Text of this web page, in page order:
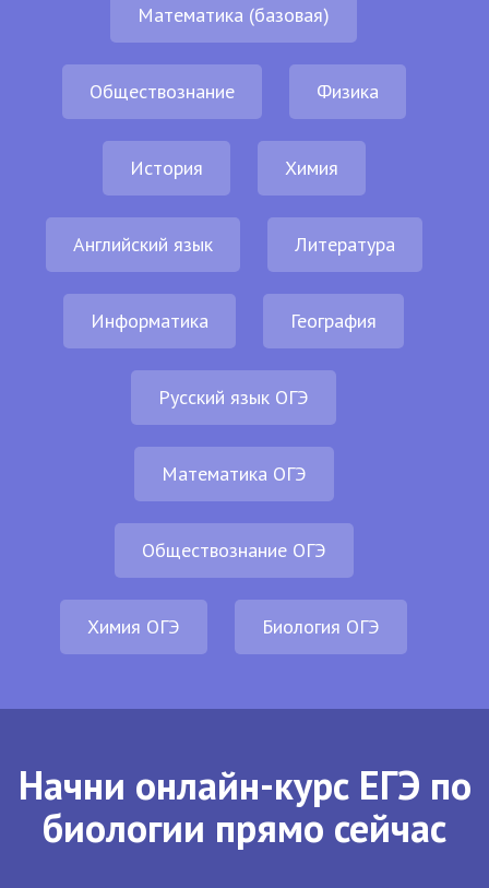
Математика (базовая)
Обществознание Физика
История Химия
Английский язык Литература
Информатика География
Русский язык ОГЭ
Математика ОГЭ
Обществознание ОГЭ
Химия ОГЭ Биология ОГЭ
Начни онлайн-курс ЕГЭ по
биологии прямо сейчас